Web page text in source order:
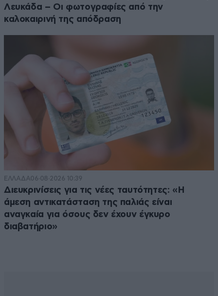
Λευκάδα – Οι φωτογραφίες από την
καλοκαιρινή της απόδραση
ΕΛΛΑΔΑ06·08·2026 10:39
Διευκρινίσεις για τις νέες ταυτότητες: «Η
άμεση αντικατάσταση της παλιάς είναι
αναγκαία για όσους δεν έχουν έγκυρο
διαβατήριο»